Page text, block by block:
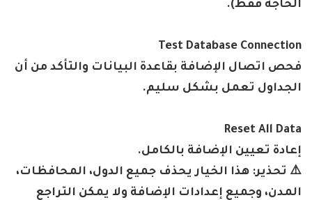
الحاجة فقط).
Test Database Connection
فحص اتصال الإضافة بقاعدة البيانات والتأكد من أن
الجداول تعمل بشكل سليم.
Reset All Data
إعادة تعيين الإضافة بالكامل.
⚠ تحذير: هذا الخيار يحذف جميع الدول، المحافظات،
المدن، وجميع إعدادات الإضافة ولا يمكن التراجع